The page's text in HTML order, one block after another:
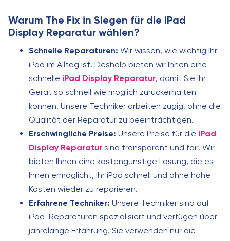
Warum The Fix in Siegen für die iPad
Display Reparatur wählen?
Schnelle Reparaturen: Wir wissen, wie wichtig Ihr
iPad im Alltag ist. Deshalb bieten wir Ihnen eine
schnelle iPad Display Reparatur, damit Sie Ihr
Gerät so schnell wie möglich zurückerhalten
können. Unsere Techniker arbeiten zügig, ohne die
Qualität der Reparatur zu beeinträchtigen.
Erschwingliche Preise: Unsere Preise für die iPad
Display Reparatur sind transparent und fair. Wir
bieten Ihnen eine kostengünstige Lösung, die es
Ihnen ermöglicht, Ihr iPad schnell und ohne hohe
Kosten wieder zu reparieren.
Erfahrene Techniker: Unsere Techniker sind auf
iPad-Reparaturen spezialisiert und verfügen über
jahrelange Erfahrung. Sie verwenden nur die